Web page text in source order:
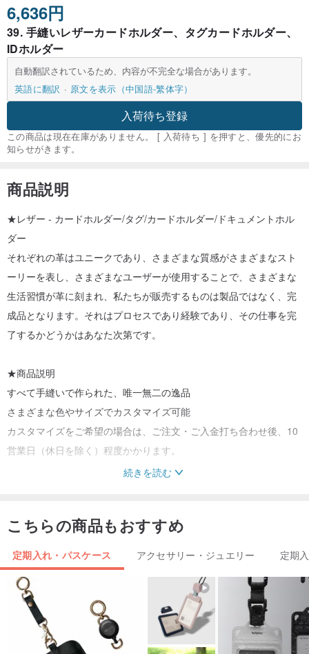
6,636円
39. 手縫いレザーカードホルダー、タグカードホルダー、
IDホルダー
自動翻訳されているため、内容が不完全な場合があります。
英語に翻訳
原文を表示（中国語-繁体字）
入荷待ち登録
この商品は現在在庫がありません。 [ 入荷待ち ] を押すと、優先的にお
知らせがきます。
商品説明
★レザー - カードホルダー/タグ/カードホルダー/ドキュメントホル
ダー
それぞれの革はユニークであり、さまざまな質感がさまざまなスト
ーリーを表し、さまざまなユーザーが使用することで、さまざまな
生活習慣が革に刻まれ、私たちが販売するものは製品ではなく、完
成品となります。それはプロセスであり経験であり、その仕事を完
了するかどうかはあなた次第です。
★商品説明
すべて手縫いで作られた、唯一無二の逸品
さまざまな色やサイズでカスタマイズ可能
カスタマイズをご希望の場合は、ご注文・ご入金打ち合わせ後、10
営業日（休日を除く）程度かかります。
★サイズ
6cm(長さ) x 10cm(幅) x 1cm(高さ)
★弊社ブランド
OneWayは、前進と革新を続けるという私たちの目的と同じよう
に、1つの道と1つの方向を意味し、ロゴのストロークはNotOneWay
続きを読む
こちらの商品もおすすめ
定期入れ・パスケース アクセサリー・ジュエリー 定期